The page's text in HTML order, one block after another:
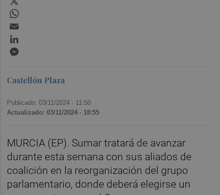
Castellón Plaza
Publicado: 03/11/2024 · 11:50
Actualizado: 03/11/2024 · 18:55
MURCIA (EP). Sumar tratará de avanzar
durante esta semana con sus aliados de
coalición en la reorganización del grupo
parlamentario, donde deberá elegirse un